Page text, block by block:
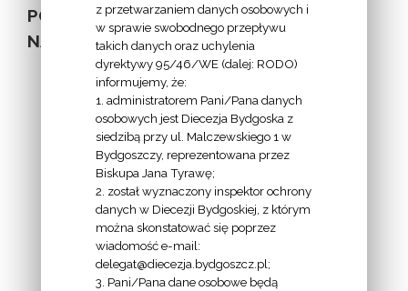
POZOSTAŁE
NA STRONIE
INFORMACJE
Z
EKAI.PL:
z przetwarzaniem danych osobowych i
w sprawie swobodnego przepływu
takich danych oraz uchylenia
dyrektywy 95/46/WE (dalej: RODO)
informujemy, że:
1. administratorem Pani/Pana danych
osobowych jest Diecezja Bydgoska z
siedzibą przy ul. Malczewskiego 1 w
Bydgoszczy, reprezentowana przez
Biskupa Jana Tyrawę;
2. został wyznaczony inspektor ochrony
danych w Diecezji Bydgoskiej, z którym
można skonstatować się poprzez
wiadomość e-mail:
delegat@diecezja.bydgoszcz.pl;
3. Pani/Pana dane osobowe będą